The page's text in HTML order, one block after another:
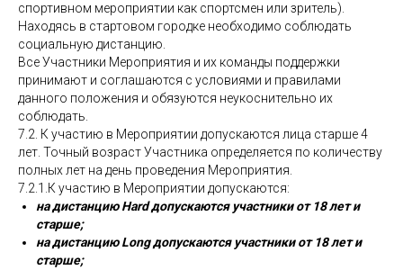
спортивном мероприятии как спортсмен или зритель).
Находясь в стартовом городке необходимо соблюдать
социальную дистанцию.
Все Участники Мероприятия и их команды поддержки
принимают и соглашаются с условиями и правилами
данного положения и обязуются неукоснительно их
соблюдать.
7.2. К участию в Мероприятии допускаются лица старше 4
лет. Точный возраст Участника определяется по количеству
полных лет на день проведения Мероприятия.
7.2.1.К участию в Мероприятии допускаются:
на дистанцию Hard допускаются участники от 18 лет и
старше;
на дистанцию Long допускаются участники от 18 лет и
старше;